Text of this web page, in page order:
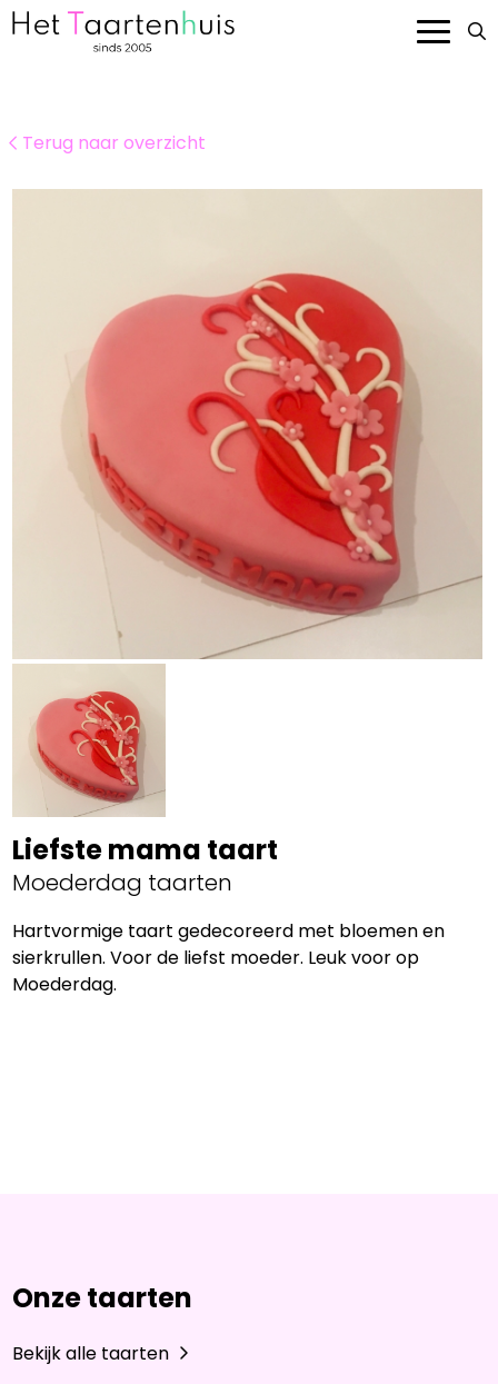
Smaken en prijzen
Over ons
Contact
Bestellen
Terug naar overzicht
Liefste mama taart
Moederdag taarten
Hartvormige taart gedecoreerd met bloemen en
sierkrullen. Voor de liefst moeder. Leuk voor op
Moederdag.
Onze taarten
Bekijk alle taarten